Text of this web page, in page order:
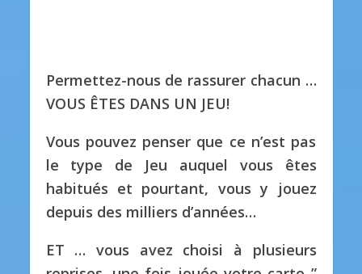
Permettez-nous de rassurer chacun …
VOUS ÊTES DANS UN JEU!
Vous pouvez penser que ce n’est pas
le type de Jeu auquel vous êtes
habitués et pourtant, vous y jouez
depuis des milliers d’années…
ET … vous avez choisi à plusieurs